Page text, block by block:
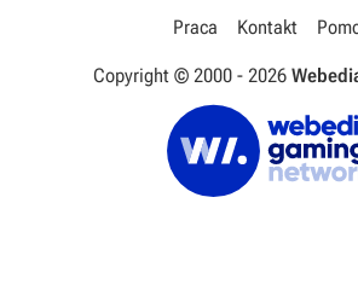
Praca
Kontakt
Copyright © 2000 - 2026